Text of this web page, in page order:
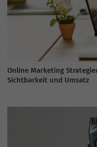
Online Marketing
Sichtbarkeit und Umsatz